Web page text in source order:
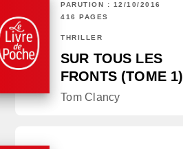
PARUTION : 12/10/2016
416 PAGES
THRILLER
SUR TOUS LES
FRONTS (TOME 1)
Tom Clancy